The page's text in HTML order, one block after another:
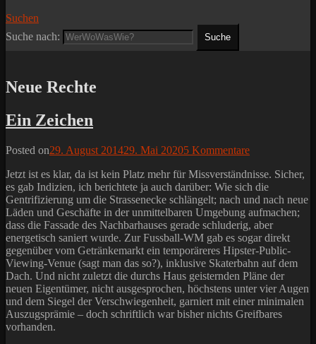
Suchen
Suche nach:
Neue Rechte
Ein Zeichen
Posted on29. August 201429. Mai 20205 Kommentare
Jetzt ist es klar, da ist kein Platz mehr für Missverständnisse. Sicher,
es gab Indizien, ich berichtete ja auch darüber: Wie sich die
Gentrifizierung um die Strassenecke schlängelt; nach und nach neue
Läden und Geschäfte in der unmittelbaren Umgebung aufmachen;
dass die Fassade des Nachbarhauses gerade schluderig, aber
energetisch saniert wurde. Zur Fussball-WM gab es sogar direkt
gegenüber vom Getränkemarkt ein temporäreres Hipster-Public-
Viewing-Venue (sagt man das so?), inklusive Skaterbahn auf dem
Dach. Und nicht zuletzt die durchs Haus geisternden Pläne der
neuen Eigentümer, nicht ausgesprochen, höchstens unter vier Augen
und dem Siegel der Verschwiegenheit, garniert mit einer minimalen
Auszugsprämie – doch schriftlich war bisher nichts Greifbares
vorhanden.